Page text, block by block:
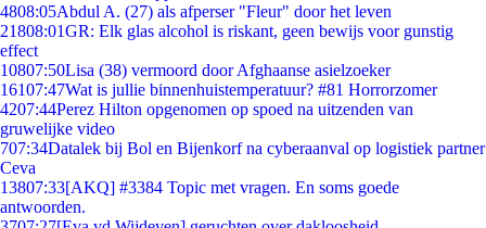
4808:05Abdul A. (27) als afperser "Fleur" door het leven
21808:01GR: Elk glas alcohol is riskant, geen bewijs voor gunstig
effect
10807:50Lisa (38) vermoord door Afghaanse asielzoeker
16107:47Wat is jullie binnenhuistemperatuur? #81 Horrorzomer
4207:44Perez Hilton opgenomen op spoed na uitzenden van
gruwelijke video
707:34Datalek bij Bol en Bijenkorf na cyberaanval op logistiek partner
Ceva
13807:33[AKQ] #3384 Topic met vragen. En soms goede
antwoorden.